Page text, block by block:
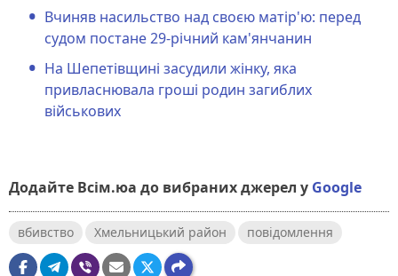
Вчиняв насильство над своєю матір'ю: перед
судом постане 29-річний кам'янчанин
На Шепетівщині засудили жінку, яка
привласнювала гроші родин загиблих
військових
Додайте Всім.юа до вибраних джерел у Google
вбивство Хмельницький район повідомлення